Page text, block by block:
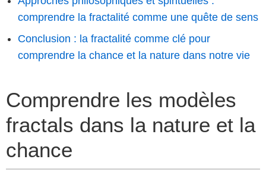
comprendre la fractalité comme une quête de sens
Conclusion : la fractalité comme clé pour
comprendre la chance et la nature dans notre vie
Comprendre les modèles
fractals dans la nature et la
chance